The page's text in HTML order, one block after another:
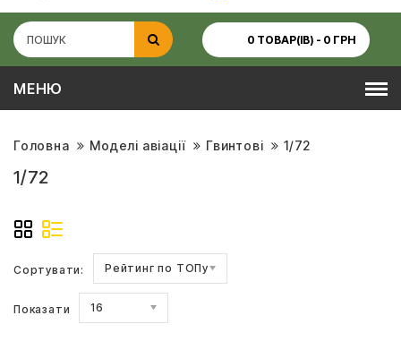
0 ТОВАР(ІВ) - 0 ГРН
МЕНЮ
Головна Моделі авіації Гвинтові 1/72
1/72
Сортувати: Рейтинг по ТОПу
Показати 16